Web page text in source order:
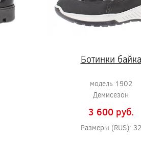
Ботинки байка
модель 1902
Демисезон
3 600 pуб.
Размеры (RUS): 32